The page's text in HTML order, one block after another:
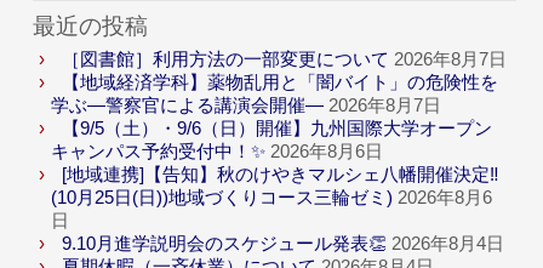
最近の投稿
［図書館］利用方法の一部変更について 2026年8月7日
【地域経済学科】薬物乱用と「闇バイト」の危険性を
学ぶ―警察官による講演会開催― 2026年8月7日
【9/5（土）・9/6（日）開催】九州国際大学オープン
キャンパス予約受付中！✨ 2026年8月6日
[地域連携]【告知】秋のけやきマルシェ八幡開催決定‼
(10月25日(日))地域づくりコース三輪ゼミ) 2026年8月6
日
9.10月進学説明会のスケジュール発表👏 2026年8月4日